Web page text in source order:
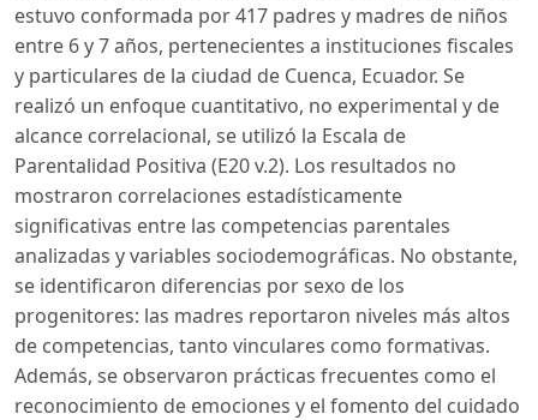
estuvo conformada por 417 padres y madres de niños
entre 6 y 7 años, pertenecientes a instituciones fiscales
y particulares de la ciudad de Cuenca, Ecuador. Se
realizó un enfoque cuantitativo, no experimental y de
alcance correlacional, se utilizó la Escala de
Parentalidad Positiva (E20 v.2). Los resultados no
mostraron correlaciones estadísticamente
significativas entre las competencias parentales
analizadas y variables sociodemográficas. No obstante,
se identificaron diferencias por sexo de los
progenitores: las madres reportaron niveles más altos
de competencias, tanto vinculares como formativas.
Además, se observaron prácticas frecuentes como el
reconocimiento de emociones y el fomento del cuidado